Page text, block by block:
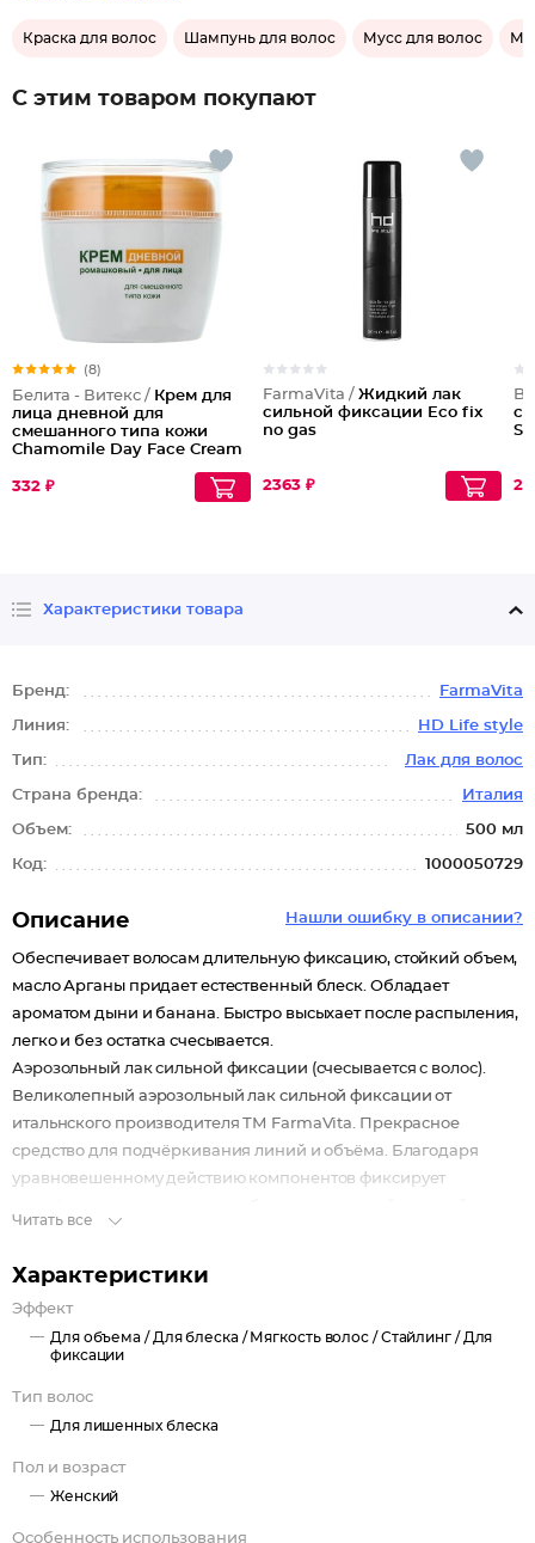
Краска для волос Шампунь для волос Мусс для волос
С этим товаром покупают
(8)
Белита - Витекс / Крем для
лица дневной для
смешанного типа кожи
Chamomile Day Face Cream
332 ₽
FarmaVita / Жидкий лак
сильной фиксации Eco fix
no gas
2363 ₽
Характеристики товара
Бренд: FarmaVita
Линия: HD Life style
Тип: Лак для волос
Страна бренда: Италия
Объем: 500 мл
Код: 1000050729
Нашли ошибку в описании?
Описание
Обеспечивает волосам длительную фиксацию, стойкий объем,
масло Арганы придает естественный блеск. Обладает
ароматом дыни и банана. Быстро высыхает после распыления,
легко и без остатка счесывается.
Аэрозольный лак сильной фиксации (счесывается с волос).
Великолепный аэрозольный лак сильной фиксации от
итальнского производителя ТМ FarmaVita. Прекрасное
средство для подчёркивания линий и объёма. Благодаря
уравновешенному действию компонентов фиксирует
деликатно и эффективно фиксирует пряди не утяжеляя их. Так
же он легко смывается и вычесывается с помощью расчески.
Благодаря лаку HD Hair Spray Extra Hold Ваши волосы будут
лет с даты производства.
Читать все
Характеристики
Эффект
Для объема / Для блеска / Мягкость волос /Стайлинг / Для
фиксации
Тип волос
Для лишенных блеска
Пол и возраст
Женский
Особенность использования